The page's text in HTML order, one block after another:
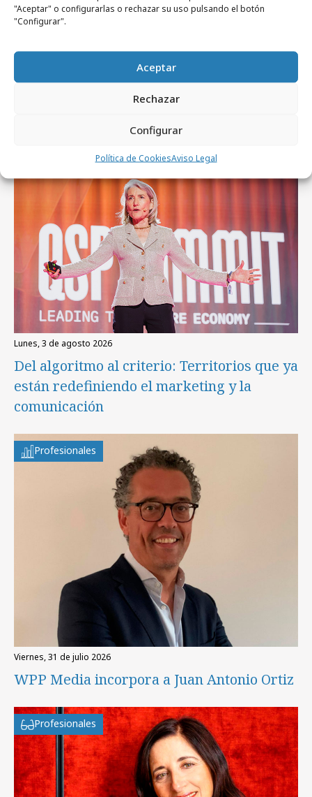
"Aceptar" o configurarlas o rechazar su uso pulsando el botón
"Configurar".
Aceptar
Rechazar
Configurar
Política de CookiesAviso Legal
No se han encontrado noticias relacionadas.
Artículos recientes
Empresas y Negocios
lunes, 3 de agosto 2026
Del algoritmo al criterio: Territorios que ya
están redefiniendo el marketing y la
comunicación
Profesionales
viernes, 31 de julio 2026
WPP Media incorpora a Juan Antonio Ortiz
Profesionales